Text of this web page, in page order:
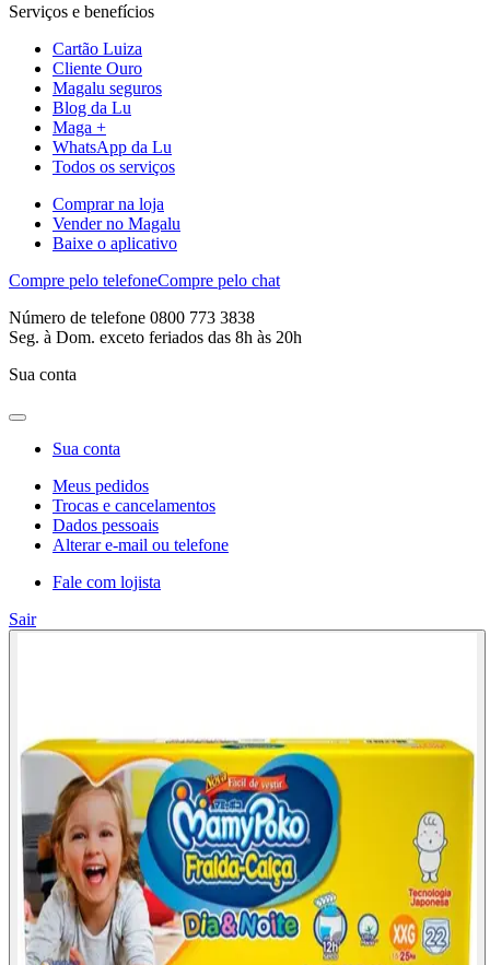
Serviços e benefícios
Cartão Luiza
Cliente Ouro
Magalu seguros
Blog da Lu
Maga +
WhatsApp da Lu
Todos os serviços
Comprar na loja
Vender no Magalu
Baixe o aplicativo
Compre pelo telefoneCompre pelo chat
Número de telefone 0800 773 3838
Seg. à Dom. exceto feriados das 8h às 20h
Sua conta
Sua conta
Meus pedidos
Trocas e cancelamentos
Dados pessoais
Alterar e-mail ou telefone
Fale com lojista
Sair